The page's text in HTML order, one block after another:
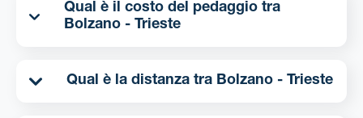
Qual è il costo del pedaggio tra
Bolzano - Trieste
Qual è la distanza tra Bolzano - Trieste